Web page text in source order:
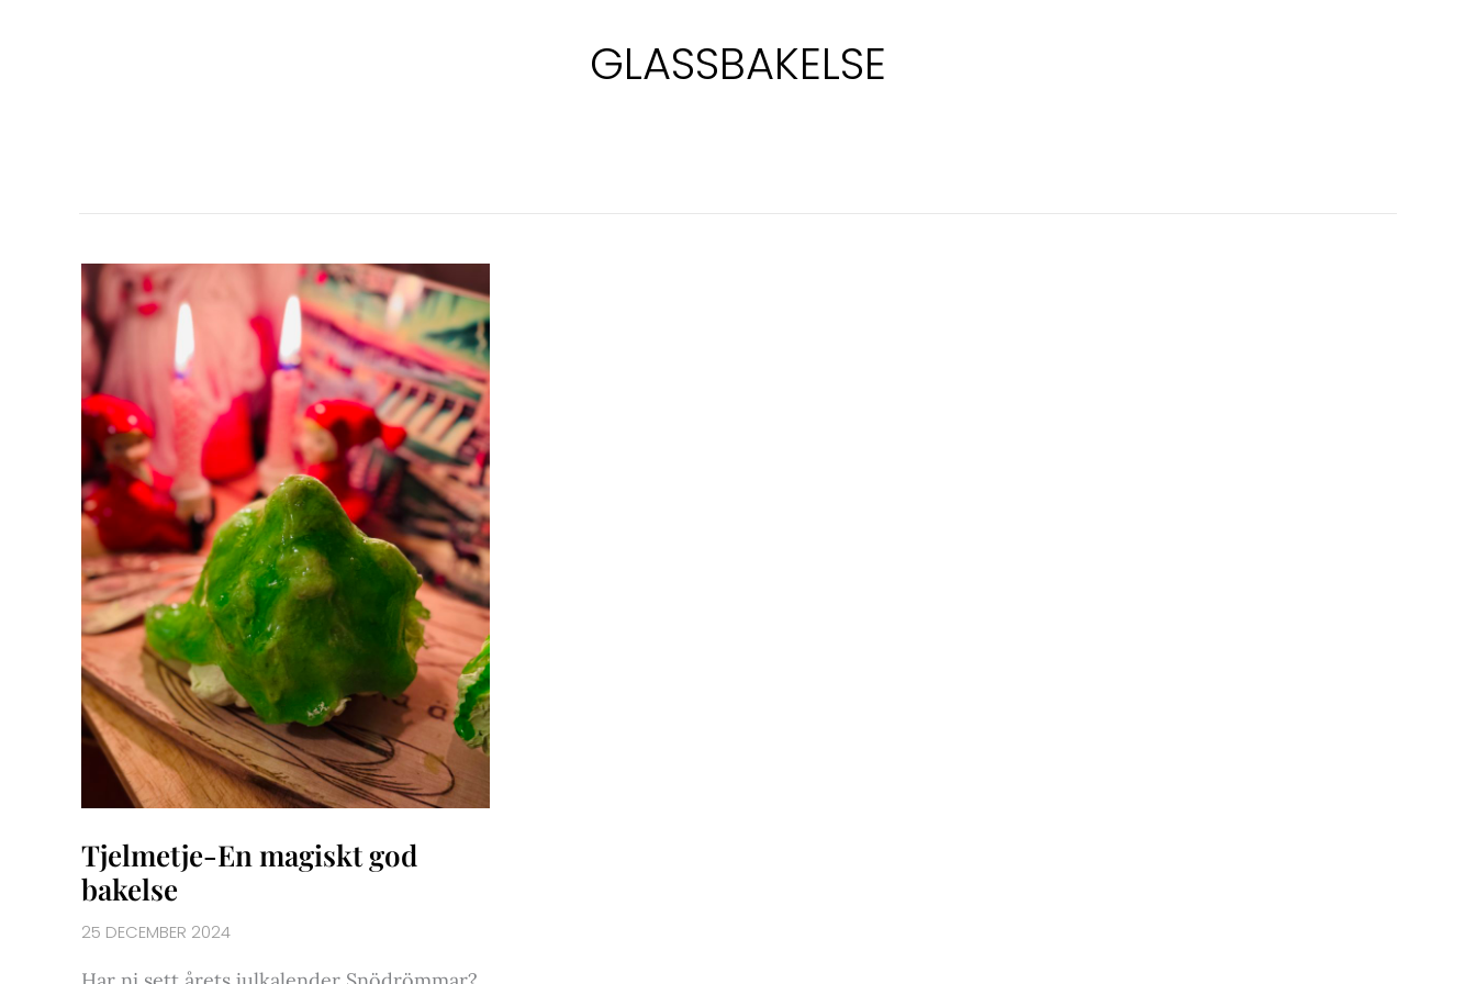
GLASSBAKELSE
Tjelmetje-En magiskt god
bakelse
25 DECEMBER 2024
TJELMETJE-
EN
MAGISKT
GOD
BAKELSE